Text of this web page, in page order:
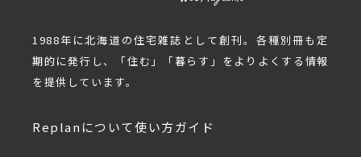
1988年に北海道の住宅雑誌として創刊。各種別冊も定
期的に発行し、「住む」「暮らす」をよりよくする情報
を提供しています。
Replanについて使い方ガイド